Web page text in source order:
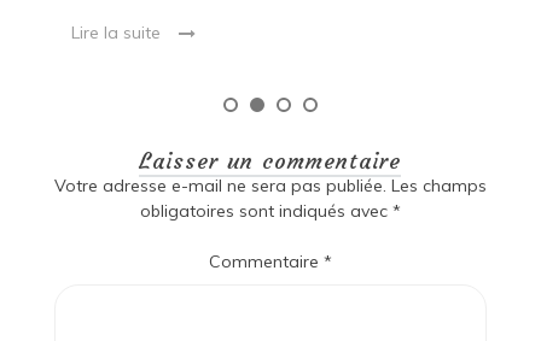
Laisser un commentaire
Votre adresse e-mail ne sera pas publiée. Les champs
obligatoires sont indiqués avec *
Commentaire *